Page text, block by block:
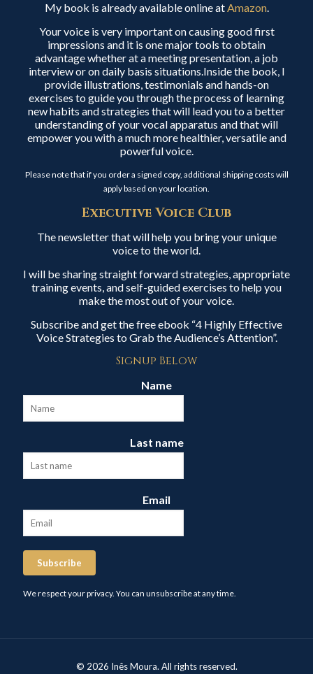
My book is already available online atAmazon.
Your voice is very important on causing good first
impressions and it is one major tools to obtain
advantage whether at a meeting presentation, a job
interview or on daily basis situations.Inside the book, I
provide illustrations, testimonials and hands-on
exercises to guide you through the process of learning
new habits and strategies that will lead you to a better
understanding of your vocal apparatus and that will
empower you with a much more healthier, versatile and
powerful voice.
Please note that if you order a signed copy, additional shipping costs will
apply based on your location.
Executive Voice Club
The newsletter that will help you bring your unique
voice to the world.
I will be sharing straight forward strategies, appropriate
training events, and self-guided exercises to help you
make the most out of your voice.
Subscribe and get the free ebook “4 Highly Effective
Voice Strategies to Grab the Audience’s Attention”.
Signup Below
Name
Last name
Email
Subscribe
We respect your privacy. You can unsubscribe at any time.
© 2026 Inês Moura. All rights reserved.